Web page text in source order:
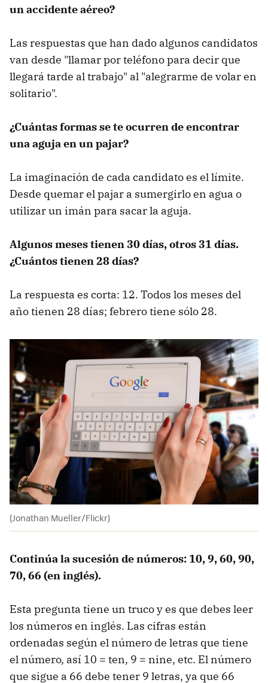
un accidente aéreo?
Las respuestas que han dado algunos candidatos
van desde "llamar por teléfono para decir que
llegará tarde al trabajo" al "alegrarme de volar en
solitario".
¿Cuántas formas se te ocurren de encontrar
una aguja en un pajar?
La imaginación de cada candidato es el límite.
Desde quemar el pajar a sumergirlo en agua o
utilizar un imán para sacar la aguja.
Algunos meses tienen 30 días, otros 31 días.
¿Cuántos tienen 28 días?
La respuesta es corta: 12. Todos los meses del
año tienen 28 días; febrero tiene sólo 28.
(Jonathan Mueller/Flickr)
Continúa la sucesión de números: 10, 9, 60, 90,
70, 66 (en inglés).
Esta pregunta tiene un truco y es que debes leer
los números en inglés. Las cifras están
ordenadas según el número de letras que tiene
el número, así 10 = ten, 9 = nine, etc. El número
que sigue a 66 debe tener 9 letras, ya que 66